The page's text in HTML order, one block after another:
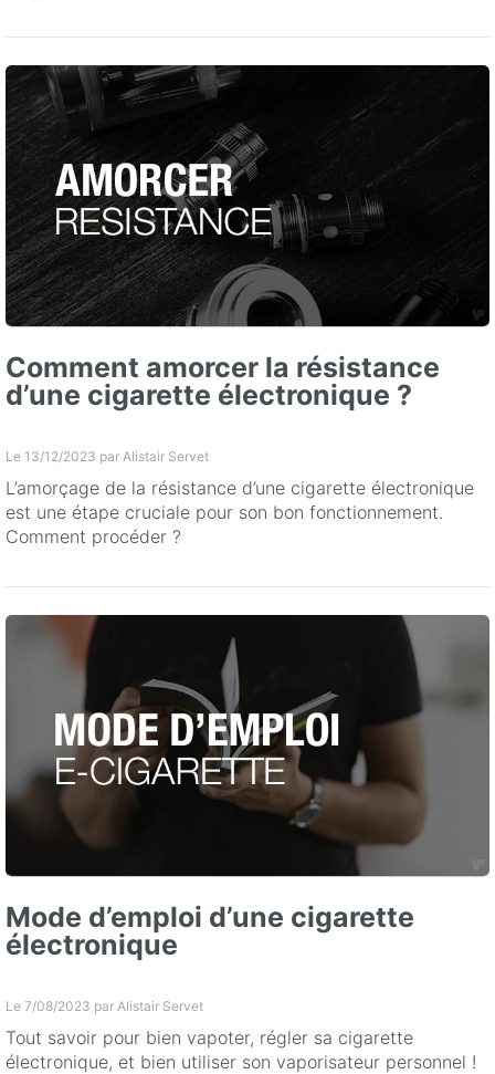
Comment amorcer la résistance
d’une cigarette électronique ?
Le 13/12/2023 par Alistair Servet
L’amorçage de la résistance d’une cigarette électronique
est une étape cruciale pour son bon fonctionnement.
Comment procéder ?
Mode d’emploi d’une cigarette
électronique
Le 7/08/2023 par Alistair Servet
Tout savoir pour bien vapoter, régler sa cigarette
électronique, et bien utiliser son vaporisateur personnel !